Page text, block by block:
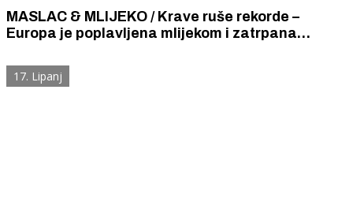
MASLAC & MLIJEKO / Krave ruše rekorde –
Europa je poplavljena mlijekom i zatrpana
postaje jeftiniji od jeftinog industrijskog
margarina.
17. Lipanj